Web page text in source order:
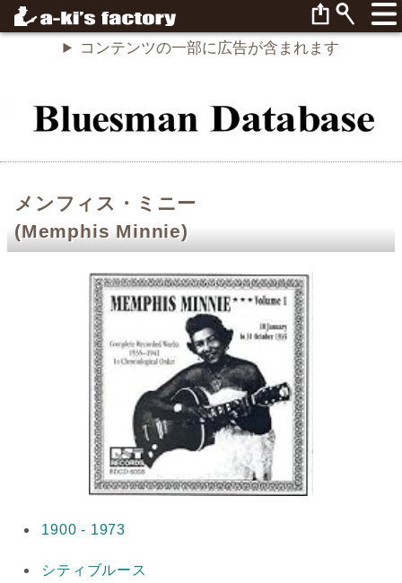
メンフィス・ミニー
(Memphis Minnie)
1900 - 1973
シティブルース
コンテンツの一部に広告が含まれます